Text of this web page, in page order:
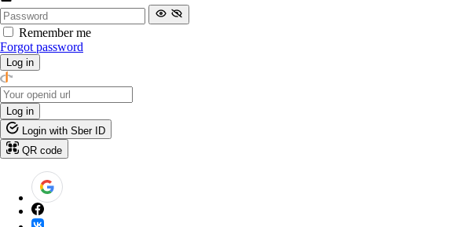
Remember me
Forgot password
Log in
Log in
Login with Sber ID
QR code